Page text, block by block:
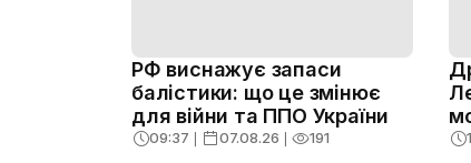
РФ виснажує запаси
балістики: що це змінює
для війни та ППО України
09:37 ❘ 07.08.26 ❘ 191